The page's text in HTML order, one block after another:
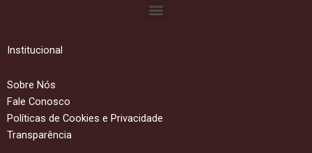
Menu
Institucional
Sobre Nós
Fale Conosco
Políticas de Cookies e Privacidade
Transparência